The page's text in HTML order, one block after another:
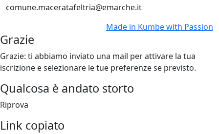
comune.maceratafeltria@emarche.it
Made in Kumbewith Passion
Grazie
Grazie: ti abbiamo inviato una mail per attivare la tua
iscrizione e selezionare le tue preferenze se previsto.
Qualcosa è andato storto
Riprova
Link copiato